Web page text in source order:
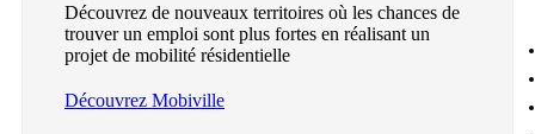
Découvrez de nouveaux territoires où les chances de
trouver un emploi sont plus fortes en réalisant un
projet de mobilité résidentielle
Découvrez Mobiville